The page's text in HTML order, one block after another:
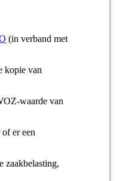
(in verband met
kopie van
waarde van
er een
zaakbelasting,